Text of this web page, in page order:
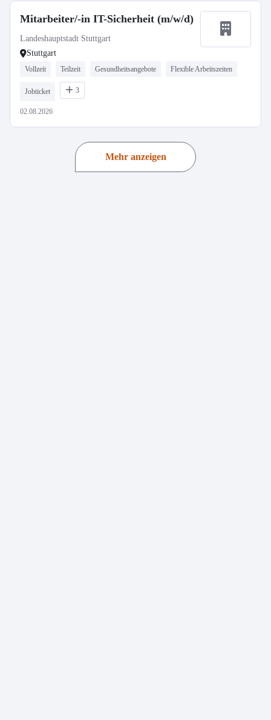
Mitarbeiter/-in IT-Sicherheit (m/w/d)
Landeshauptstadt Stuttgart
Stuttgart
Vollzeit Teilzeit Gesundheitsangebote Flexible Arbeitszeiten
Jobticket 3
02.08.2026
Mehr anzeigen